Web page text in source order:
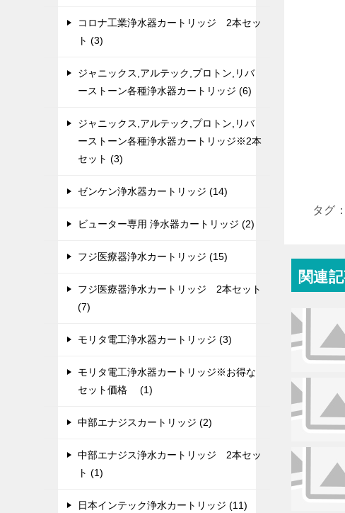
タグ
関連
コロナ工業浄水器カートリッジ 2本セッ
ト (3)
ジャニックス,アルテック,プロトン,リバ
ーストーン各種浄水器カートリッジ (6)
ジャニックス,アルテック,プロトン,リバ
ーストーン各種浄水器カートリッジ※2本
セット (3)
ゼンケン浄水器カートリッジ (14)
ビューター専用 浄水器カートリッジ (2)
フジ医療器浄水カートリッジ (15)
フジ医療器浄水カートリッジ 2本セット
(7)
モリタ電工浄水器カートリッジ (3)
モリタ電工浄水器カートリッジ※お得な
セット価格 (1)
中部エナジスカートリッジ (2)
中部エナジス浄水カートリッジ 2本セッ
ト (1)
日本インテック浄水カートリッジ (11)